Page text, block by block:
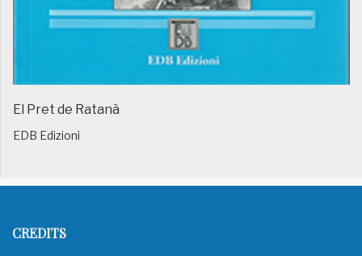
El Pret de Ratanà
EDB Edizioni
CREDITS